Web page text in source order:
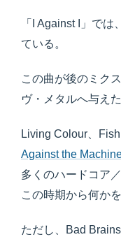
「I Against I」で
ている。
この曲が後のミク
ヴ・メタルへ与え
Living Colour、
Against the
多くのハードコア
この時期から何か
ただし、Bad